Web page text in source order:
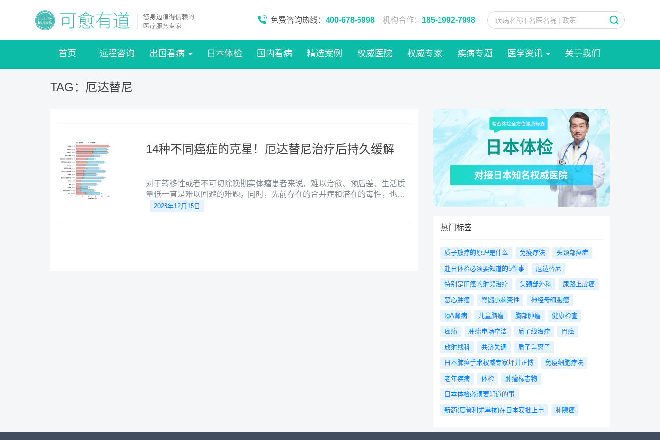
免费咨询热线： 400-678-6998 机构合作： 185-1992-7998
首页 远程咨询 出国看病 日本体检 国内看病 精选案例 权威医院 权威专家 疾病专题 医学资讯 关于我们
TAG：厄达替尼
14种不同癌症的克星！厄达替尼治疗后持久缓解
对于转移性或者不可切除晚期实体瘤患者来说，难以治愈、预后差、生活质
量低一直是难以回避的难题。同时，先前存在的合并症和潜在的毒性，也限
制了转移性实体瘤的标准治疗选择。伴有FGFR突变的晚期实体瘤患者翘首以
2023年12月15日
热门标签
质子放疗的原理是什么 免疫疗法 头颈部癌症
赴日体检必须要知道的5件事 厄达替尼
特别是肝癌的射频治疗 头颈部外科 尿路上皮癌
恶心肿瘤 脊髓小脑变性 神经母细胞瘤
IgA肾病 儿童脑瘤 胸部肿瘤 健康检查
癌痛 肿瘤电场疗法 质子线治疗 胃癌
放射线科 共济失调 质子重离子
日本肺癌手术权威专家坪井正博 免疫细胞疗法
老年疾病 体检 肿瘤标志物
日本体检必须要知道的事
新药(度普利尤单抗)在日本获批上市 肺腺癌